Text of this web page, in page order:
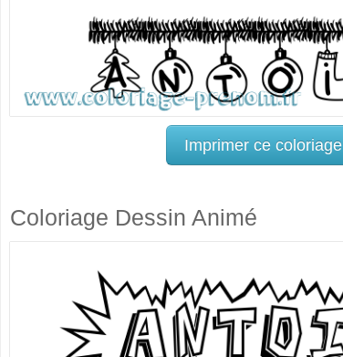
Imprimer ce coloriage
Coloriage Dessin Animé